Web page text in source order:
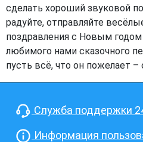
сделать хороший звуковой
радуйте, отправляйте
поздравления с Новым
любимого нами сказочного
пусть всё, что он пожелает –
Служба поддержки
Информация